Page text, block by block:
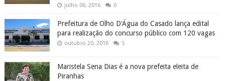
julho 06, 2016 0
Prefeitura de Olho D'Água do Casado lança edital
para realização do concurso público com 120 vagas
outubro 20, 2016 5
Maristela Sena Dias é a nova prefeita eleita de
Piranhas